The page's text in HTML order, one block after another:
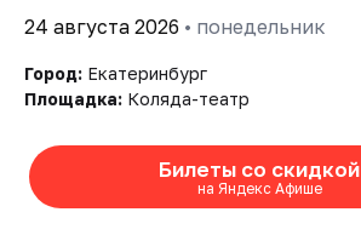
24 августа 2026 • понедельник
Город: Екатеринбург
Площадка: Коляда-театр
Билеты со скидкой
на Яндекс Афише